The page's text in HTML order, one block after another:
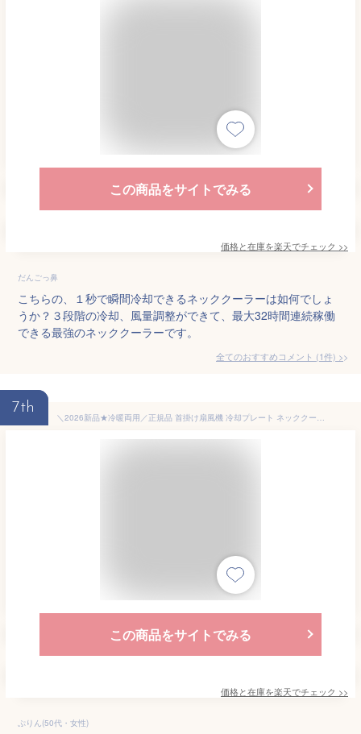
この商品をサイトでみる
価格と在庫を楽天でチェック >>
だんごっ鼻
こちらの、１秒で瞬間冷却できるネッククーラーは如何でしょ
うか？３段階の冷却、風量調整ができて、最大32時間連続稼働
できる最強のネッククーラーです。
全てのおすすめコメント (1件) >
7th
＼2026新品★冷暖両用／正規品 首掛け扇風機 冷却プレート ネッククーラー 扇風機 首かけ 10000mAh 冷却 加熱 3つ冷却ブレート付き ネックファン 羽なし 半導体冷却 四風道送風 ブラシレスモーター 瞬間冷却 接触冷感 熱中症対策 夏冬両用 冷風
この商品をサイトでみる
価格と在庫を楽天でチェック >>
ぷりん(50代・女性)